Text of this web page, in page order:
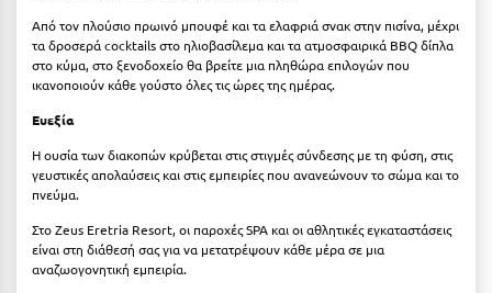
Από τον πλούσιο πρωινό μπουφέ και τα ελαφριά σνακ στην πισίνα, μέχρι
τα δροσερά cocktails στο ηλιοβασίλεμα και τα ατμοσφαιρικά BBQ δίπλα
στο κύμα, στο ξενοδοχείο θα βρείτε μια πληθώρα επιλογών που
ικανοποιούν κάθε γούστο όλες τις ώρες της ημέρας.
Ευεξία
Η ουσία των διακοπών κρύβεται στις στιγμές σύνδεσης με τη φύση, στις
γευστικές απολαύσεις και στις εμπειρίες που ανανεώνουν το σώμα και το
πνεύμα.
Στο Zeus Eretria Resort, οι παροχές SPA και οι αθλητικές εγκαταστάσεις
είναι στη διάθεσή σας για να μετατρέψουν κάθε μέρα σε μια
αναζωογονητική εμπειρία.